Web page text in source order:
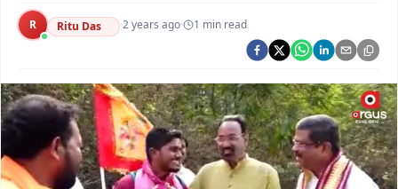
Argus Chalo Dekhein Apna Desh
R Ritu Das ·2 years ago· 1 min read